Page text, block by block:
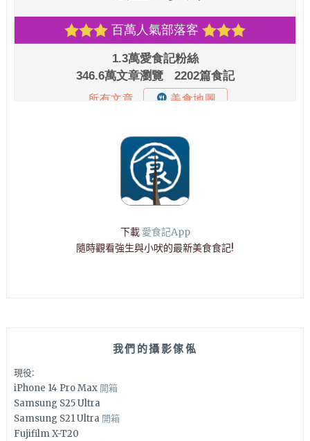
下載 愛食記App
隨時觀看強生與小吠的最新美食食記!
我們的攝影傢俬
現役:
iPhone 14 Pro Max 開箱
Samsung S25 Ultra
Samsung S21 Ultra 開箱
Fujifilm X-T20